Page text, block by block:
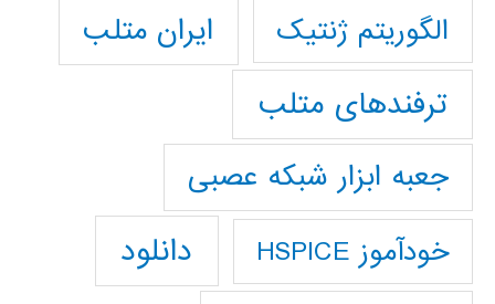
الگوریتم ژنتیک
ایران متلب
ترفندهای متلب
جعبه ابزار شبکه عصبی
خودآموز HSPICE دانلود